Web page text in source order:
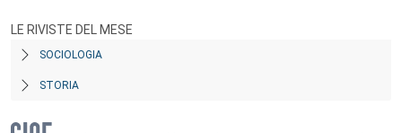
LE RIVISTE DEL MESE
SOCIOLOGIA
STORIA